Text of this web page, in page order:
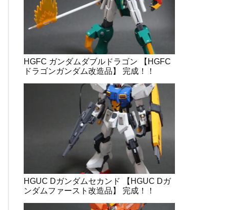
HGFC ガンダムダブルドラゴン 【HGFC
ドラゴンガンダム改造品】 完成！！
HGUC Dガンダムセカンド 【HGUC Dガ
ンダムファースト改造品】 完成！！